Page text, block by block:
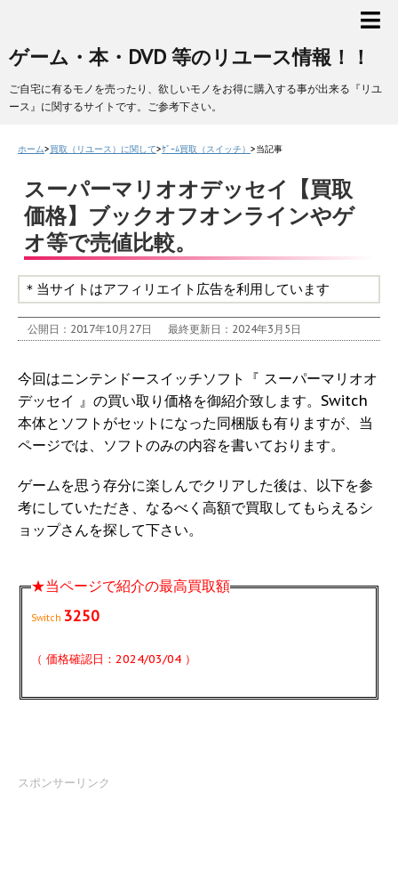
ゲーム・本・DVD 等のリユース情報！！
ご自宅に有るモノを売ったり、欲しいモノをお得に購入する事が出来る『リユ
ース』に関するサイトです。ご参考下さい。
ホーム>買取（リユース）に関して>ｹﾞｰﾑ買取（スイッチ） >当記事
スーパーマリオオデッセイ【買取
価格】ブックオフオンラインやゲ
オ等で売値比較。
＊当サイトはアフィリエイト広告を利用しています
公開日：2017年10月27日 最終更新日：2024年3月5日
今回はニンテンドースイッチソフト『 スーパーマリオオ
デッセイ 』の買い取り価格を御紹介致します。Switch
本体とソフトがセットになった同梱版も有りますが、当
ページでは、ソフトのみの内容を書いております。
ゲームを思う存分に楽しんでクリアした後は、以下を参
考にしていただき、なるべく高額で買取してもらえるシ
ョップさんを探して下さい。
★当ページで紹介の最高買取額
Switch 3250
（ 価格確認日：2024/03/04 ）
スポンサーリンク